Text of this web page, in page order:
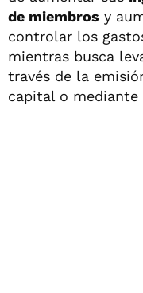
de miembros y
controlar los
mientras busca
través de la
capital o